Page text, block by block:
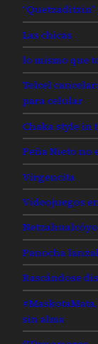
Las chicas
lo mismo que
Telcel
para celular
Chaka style in
Peña Nieto no
Virgencita
Videojuegos
Panocha
Rascándose
sin alma